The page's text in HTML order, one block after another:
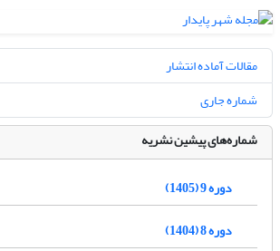
مقالات آماده انتشار
شماره جاری
شماره‌های پیشین نشریه
دوره 9 (1405)
دوره 8 (1404)